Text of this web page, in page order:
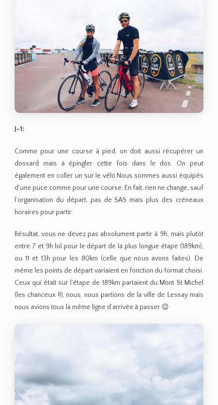
J-1:
Comme pour une course à pied, on doit aussi récupérer un
dossard mais à épingler cette fois dans le dos. On peut
également en coller un sur le vélo.Nous sommes aussi équipés
d’une puce comme pour une course. En fait, rien ne change, sauf
l’organisation du départ, pas de SAS mais plus des créneaux
horaires pour partir.
Résultat, vous ne devez pas absolument partir à 9h, mais plutôt
entre 7 et 9h lol pour le départ de la plus longue étape (189km),
ou 11 et 13h pour les 80km (celle que nous avons faites). De
même les points de départ variaient en fonction du format choisi.
Ceux qui était sur l’étape de 189km partaient du Mont St Michel
(les chanceux !!), nous, nous partions de la ville de Lessay mais
nous avions tous la même ligne d’arrivée à passer 😉